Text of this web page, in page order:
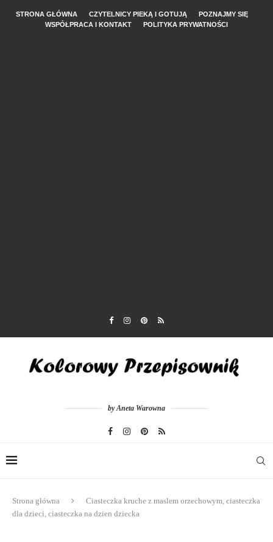
STRONA GŁÓWNA CZYTELNICY PIEKĄ I GOTUJĄ
POZNAJMY SIĘ
WSPÓŁPRACA I KONTAKT
POLITYKA PRYWATNOŚCI
by Aneta Warowna
Strona główna
Ciasteczka kruche z maslem orzechowym, ciasteczka
dla dzieci, ciasteczka na dzien dziecka